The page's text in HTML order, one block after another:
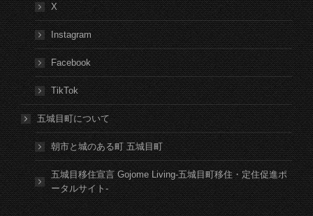
X
Instagram
Facebook
TikTok
五城目町について
朝市と城のある町 五城目町
五城目移住宣言 Gojome Living-五城目町移住・定住促進ポ
ータルサイト-